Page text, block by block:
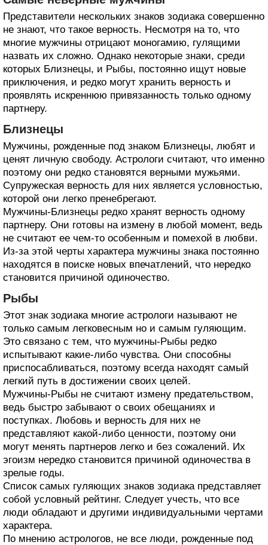
Представители нескольких знаков зодиака совершенно
не знают, что такое верность. Несмотря на то, что
многие мужчины отрицают моногамию, гулящими
назвать их сложно. Однако некоторые знаки, среди
которых Близнецы, и Рыбы, постоянно ищут новые
приключения, и редко могут хранить верность и
проявлять искреннюю привязанность только одному
партнеру.
Близнецы
Мужчины, рожденные под знаком Близнецы, любят и
ценят личную свободу. Астрологи считают, что именно
поэтому они редко становятся верными мужьями.
Супружеская верность для них является условностью,
которой они легко пренебрегают.
Мужчины-Близнецы редко хранят верность одному
партнеру. Они готовы на измену в любой момент, ведь
не считают ее чем-то особенным и помехой в любви.
Из-за этой черты характера мужчины знака постоянно
находятся в поиске новых впечатлений, что нередко
становится причиной одиночество.
Рыбы
Этот знак зодиака многие астрологи называют не
только самым легковесным но и самым гуляющим.
Это связано с тем, что мужчины-Рыбы редко
испытывают какие-либо чувства. Они способны
приспосабливаться, поэтому всегда находят самый
легкий путь в достижении своих целей.
Мужчины-Рыбы не считают измену предательством,
ведь быстро забывают о своих обещаниях и
поступках. Любовь и верность для них не
представляют какой-либо ценности, поэтому они
могут менять партнеров легко и без сожалений. Их
эгоизм нередко становится причиной одиночества в
зрелые годы.
Список самых гуляющих знаков зодиака представляет
собой условный рейтинг. Следует учесть, что все
люди обладают и другими индивидуальными чертами
характера.
По мнению астрологов, не все люди, рожденные под